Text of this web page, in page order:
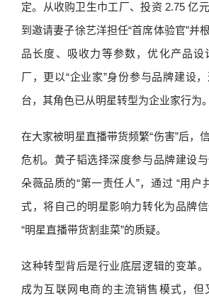
定。从收购卫生巾工厂、投资 2.75 亿
到邀请妻子徐艺洋担任“首席体验官”并
品长度、吸收力等参数，优化产品设
厂，更以“企业家”身份参与品牌建设
台，其角色已从明星转型为企业家行为。
在大家被明星直播带货频繁“伤害”后，
危机。黄子韬选择深度参与品牌建设
朵薇品质的“第一责任人”，通过 “用户
式，将自己的明星影响力转化为品牌
“明星直播带货割韭菜”的质疑。
这种转型背后是行业底层逻辑的变革
成为互联网电商的主流销售模式，但